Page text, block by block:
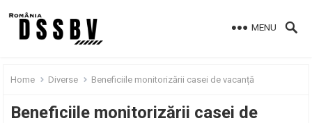
MENU
Home Diverse Beneficiile monitorizării casei de vacanță
Beneficiile monitorizării casei de